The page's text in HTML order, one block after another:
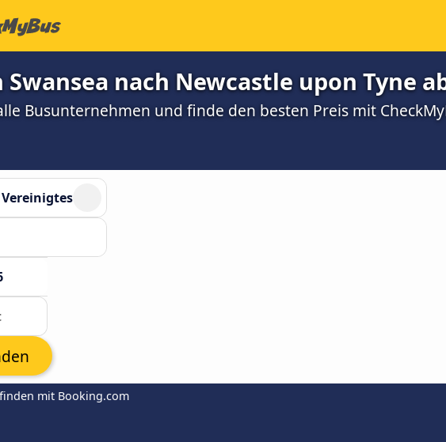
Swansea nach Newcastle upon Tyne
Busunternehmen und finde den besten Preis mit
mit Booking.com